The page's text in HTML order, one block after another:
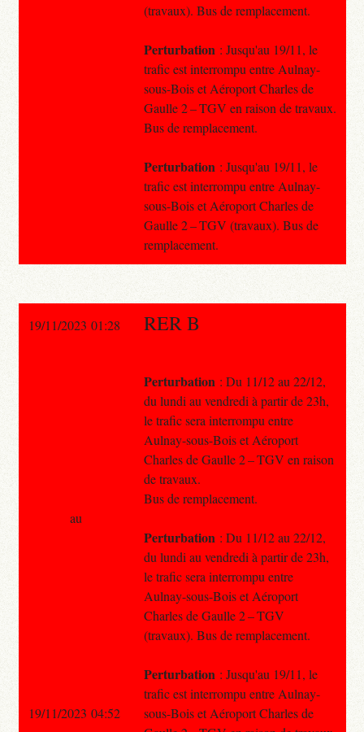
(travaux). Bus de remplacement.
Perturbation : Jusqu'au 19/11, le
trafic est interrompu entre Aulnay-
sous-Bois et Aéroport Charles de
Gaulle 2 – TGV en raison de travaux.
Bus de remplacement.
Perturbation : Jusqu'au 19/11, le
trafic est interrompu entre Aulnay-
sous-Bois et Aéroport Charles de
Gaulle 2 – TGV (travaux). Bus de
remplacement.
19/11/2023 01:28 RER B
Perturbation : Du 11/12 au 22/12,
du lundi au vendredi à partir de 23h,
le trafic sera interrompu entre
Aulnay-sous-Bois et Aéroport
Charles de Gaulle 2 – TGV en raison
de travaux.
Bus de remplacement.
Perturbation : Du 11/12 au 22/12,
du lundi au vendredi à partir de 23h,
le trafic sera interrompu entre
Aulnay-sous-Bois et Aéroport
Charles de Gaulle 2 – TGV
(travaux). Bus de remplacement.
Perturbation : Jusqu'au 19/11, le
trafic est interrompu entre Aulnay-
sous-Bois et Aéroport Charles de
au
19/11/2023 04:52